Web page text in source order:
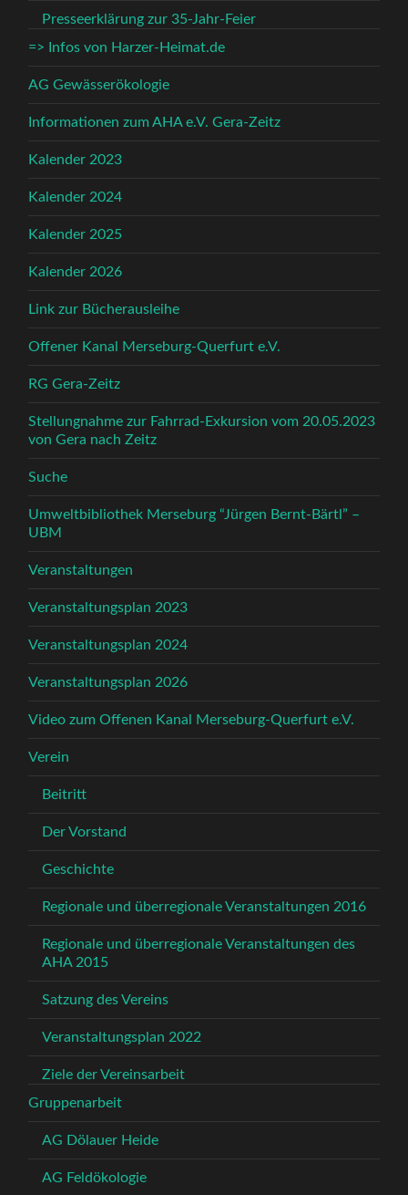
Presseerklärung zur 35-Jahr-Feier
=> Infos von Harzer-Heimat.de
AG Gewässerökologie
Informationen zum AHA e.V. Gera-Zeitz
Kalender 2023
Kalender 2024
Kalender 2025
Kalender 2026
Link zur Bücherausleihe
Offener Kanal Merseburg-Querfurt e.V.
RG Gera-Zeitz
Stellungnahme zur Fahrrad-Exkursion vom 20.05.2023
von Gera nach Zeitz
Suche
Umweltbibliothek Merseburg “Jürgen Bernt-Bärtl” –
UBM
Veranstaltungen
Veranstaltungsplan 2023
Veranstaltungsplan 2024
Veranstaltungsplan 2026
Video zum Offenen Kanal Merseburg-Querfurt e.V.
Verein
Beitritt
Der Vorstand
Geschichte
Regionale und überregionale Veranstaltungen 2016
Regionale und überregionale Veranstaltungen des
AHA 2015
Satzung des Vereins
Veranstaltungsplan 2022
Ziele der Vereinsarbeit
Gruppenarbeit
AG Dölauer Heide
AG Feldökologie